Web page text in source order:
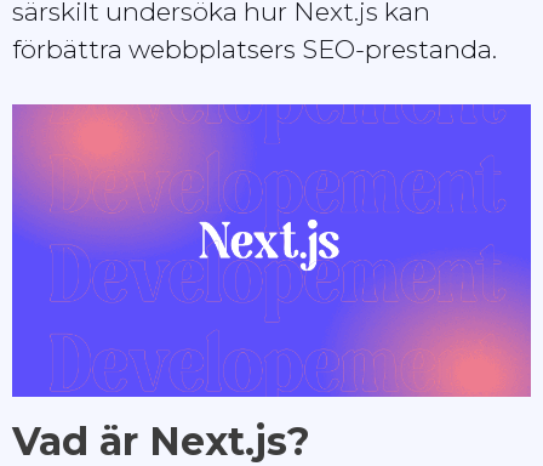
särskilt undersöka hur Next.js kan
förbättra webbplatsers SEO-prestanda.
Vad är Next.js?